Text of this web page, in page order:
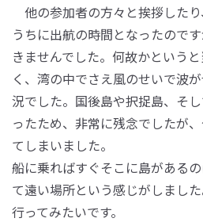
他の参加者の方々と挨拶した
うちに出航の時間となったので
きませんでした。何故かという
く、湾の中でさえ風のせいで波
況でした。国後島や択捉島、そ
ったため、非常に残念でしたが
てしまいました。
船に乗ればすぐそこに島がある
て遠い場所という感じがしまし
行ってみたいです。